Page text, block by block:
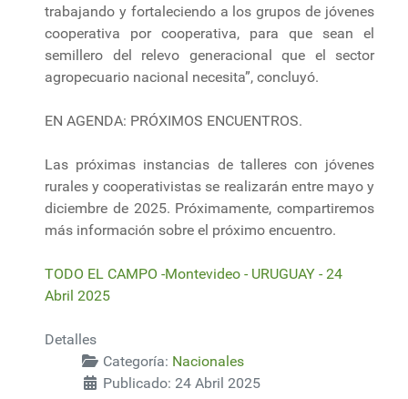
trabajando y fortaleciendo a los grupos de jóvenes
cooperativa por cooperativa, para que sean el
semillero del relevo generacional que el sector
agropecuario nacional necesita”, concluyó.
EN AGENDA: PRÓXIMOS ENCUENTROS.
Las próximas instancias de talleres con jóvenes
rurales y cooperativistas se realizarán entre mayo y
diciembre de 2025. Próximamente, compartiremos
más información sobre el próximo encuentro.
TODO EL CAMPO -Montevideo - URUGUAY - 24
Abril 2025
Detalles
Categoría: Nacionales
Publicado: 24 Abril 2025